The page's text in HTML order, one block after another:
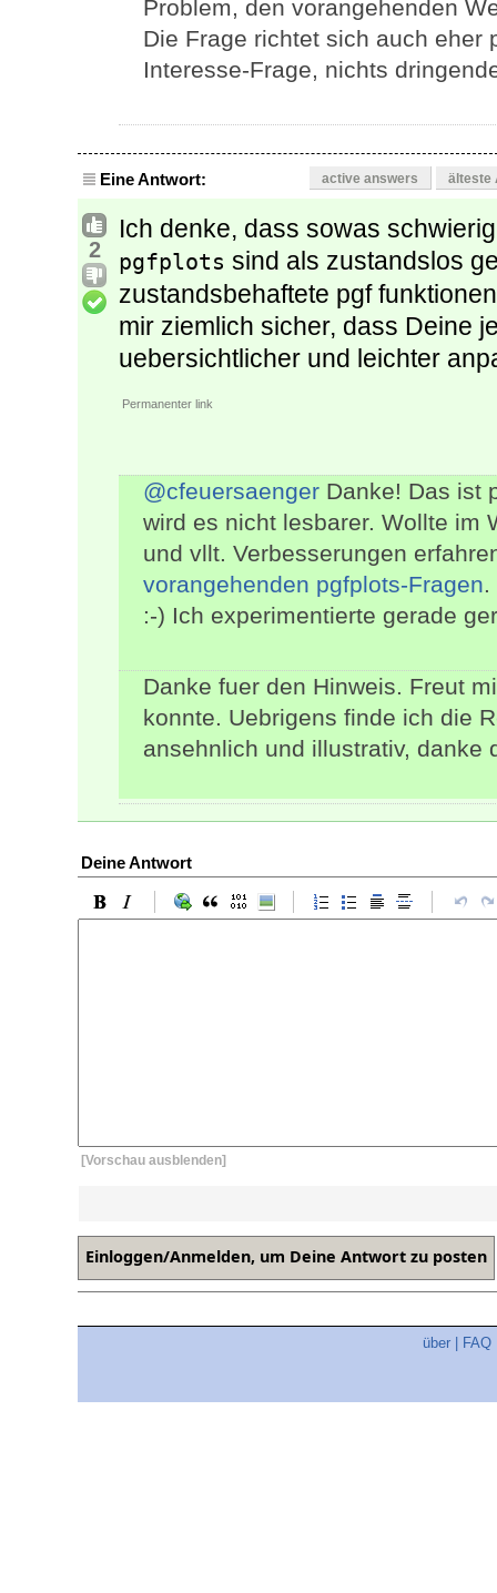
Problem, den vorangehenden
Die Frage richtet sich auch eher
Interesse-Frage, nichts
Eine Antwort: active answers älteste
2
Ich denke, dass sowas
pgfplots sind als zustandslos
zustandsbehaftete pgf
mir ziemlich sicher, dass Deine
uebersichtlicher und leichter
Permanenter link
@cfeuersaenger Danke! Das ist
wird es nicht lesbarer. Wollte im
und vllt. Verbesserungen
vorangehenden pgfplots-Fragen.
:-) Ich experimentierte gerade
Danke fuer den Hinweis. Freut
konnte. Uebrigens finde ich die
ansehnlich und illustrativ, danke
Deine Antwort
[Vorschau ausblenden]
über FAQ